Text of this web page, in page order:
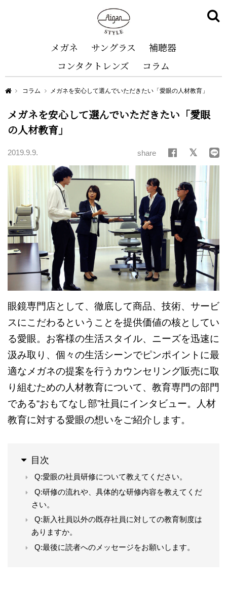
メガネ サングラス
補聴器
コンタクトレンズ
コラム
Aigan STYLE（メガネ・めがね）
コラム メガネを安心して選んでいただきたい「愛眼の人材教育」
メガネを安心して選んでいただきたい「愛眼
の人材教育」
2019.9.9. share
眼鏡専門店として、徹底して商品、技術、サービ
スにこだわるということを提供価値の核としてい
る愛眼。お客様の生活スタイル、ニーズを迅速に
汲み取り、個々の生活シーンでピンポイントに最
適なメガネの提案を行うカウンセリング販売に取
り組むための人材教育について、教育専門の部門
である“おもてなし部”社員にインタビュー。人材
教育に対する愛眼の想いをご紹介します。
目次
Q:愛眼の社員研修について教えてください。
Q:研修の流れや、具体的な研修内容を教えてくだ
さい。
Q:新入社員以外の既存社員に対しての教育制度は
ありますか。
Q:最後に読者へのメッセージをお願いします。